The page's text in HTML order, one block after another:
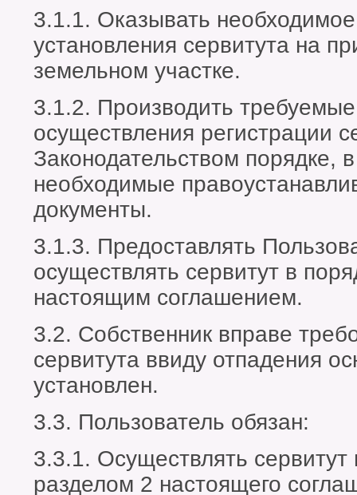
3.1.1. Оказывать
установления сервитута на
земельном участке.
3.1.2. Производить
осуществления регистрации
Законодательством порядке,
необходимые
документы.
3.1.3. Предоставлять
осуществлять сервитут в
настоящим соглашением.
3.2. Собственник вправе
сервитута ввиду отпадения
установлен.
3.3. Пользователь обязан:
3.3.1. Осуществлять
разделом 2 настоящего